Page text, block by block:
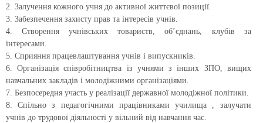
2. Залучення кожного учня до активної життєвої позиції.
3. Забезпечення захисту прав та інтересів учнів.
4. Створення учнівських товариств, об’єднань, клубів за
інтересами.
5. Сприяння працевлаштування учнів і випускників.
6. Організація співробітництва із учнями з інших ЗПО, вищих
навчальних закладів і молодіжними організаціями.
7. Безпосередня участь у реалізації державної молодіжної політики.
8. Спільно з педагогічними працівниками училища , залучати
учнів до трудової діяльності у вільний від навчання час.